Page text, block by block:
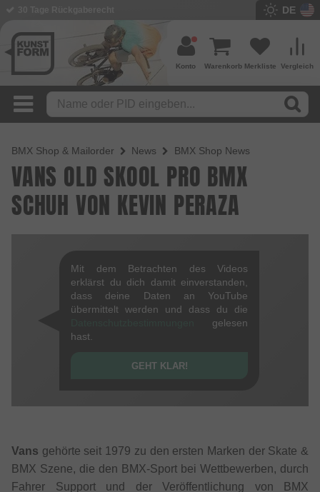
DE
Vergleich
Merkliste
Warenkorb
Konto
BMX Shop & Mailorder News BMX Shop News
VANS OLD SKOOL PRO BMX
SCHUH VON KEVIN PERAZA
Mit dem Betrachten des Videos
erklärst du dich damit einverstanden,
dass deine Daten an YouTube
übermittelt werden und dass du die
gelesen
hast.
GEHT KLAR!
Vans gehörte seit 1979 zu den ersten Marken der Skate &
BMX Szene, die den BMX-Sport bei Wettbewerben, durch
Fahrer Support und der Veröffentlichung von BMX